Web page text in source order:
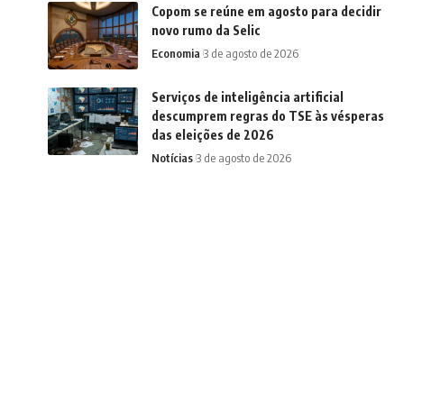
Copom se reúne em agosto para decidir
novo rumo da Selic
Economia 3 de agosto de 2026
Serviços de inteligência artificial
descumprem regras do TSE às vésperas
das eleições de 2026
Notícias 3 de agosto de 2026